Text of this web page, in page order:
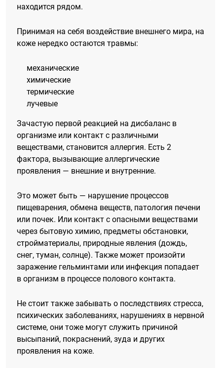
находится рядом.
Принимая на себя воздействие внешнего мира, на
коже нередко остаются травмы:
механические
химические
термические
лучевые
Зачастую первой реакцией на дисбаланс в
организме или контакт с различными
веществами, становится аллергия. Есть 2
фактора, вызывающие аллергические
проявления — внешние и внутренние.
Это может быть — нарушение процессов
пищеварения, обмена веществ, патология печени
или почек. Или контакт с опасными веществами
через бытовую химию, предметы обстановки,
стройматериалы, природные явления (дождь,
снег, туман, солнце). Также может произойти
заражение гельминтами или инфекция попадает
в организм в процессе полового контакта.
Не стоит также забывать о последствиях стресса,
психических заболеваниях, нарушениях в нервной
системе, они тоже могут служить причиной
высыпаний, покраснений, зуда и других
проявления на коже.